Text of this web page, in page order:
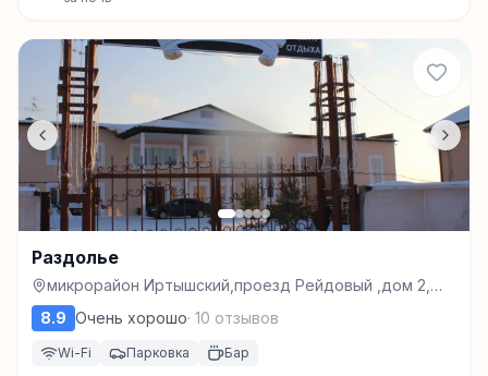
Раздолье
микрорайон Иртышский,проезд Рейдовый ,дом 2,
626109 Tobolsk, Russia, Тобольск
8.9 Очень хорошо· 10 отзывов
Wi-Fi Парковка Бар